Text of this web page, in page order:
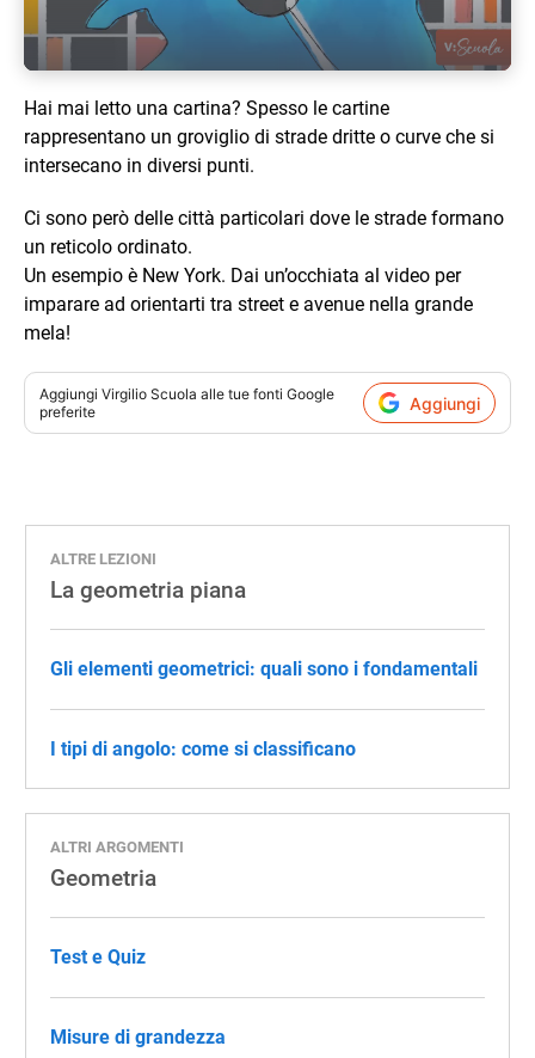
Hai mai letto una cartina? Spesso le cartine
rappresentano un groviglio di strade dritte o curve che si
intersecano in diversi punti.
Ci sono però delle città particolari dove le strade formano
un reticolo ordinato.
Un esempio è New York. Dai un’occhiata al video per
imparare ad orientarti tra street e avenue nella grande
mela!
Aggiungi Virgilio Scuola alle tue fonti Google
preferite
Aggiungi
ALTRE LEZIONI
La geometria piana
Gli elementi geometrici: quali sono i fondamentali
I tipi di angolo: come si classificano
ALTRI ARGOMENTI
Geometria
Test e Quiz
Misure di grandezza